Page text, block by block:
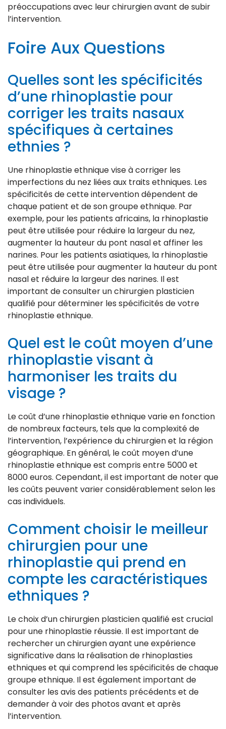
préoccupations avec leur chirurgien avant de subir
l’intervention.
Foire Aux Questions
Quelles sont les spécificités
d’une rhinoplastie pour
corriger les traits nasaux
spécifiques à certaines
ethnies ?
Une rhinoplastie ethnique vise à corriger les
imperfections du nez liées aux traits ethniques. Les
spécificités de cette intervention dépendent de
chaque patient et de son groupe ethnique. Par
exemple, pour les patients africains, la rhinoplastie
peut être utilisée pour réduire la largeur du nez,
augmenter la hauteur du pont nasal et affiner les
narines. Pour les patients asiatiques, la rhinoplastie
peut être utilisée pour augmenter la hauteur du pont
nasal et réduire la largeur des narines. Il est
important de consulter un chirurgien plasticien
qualifié pour déterminer les spécificités de votre
rhinoplastie ethnique.
Quel est le coût moyen d’une
rhinoplastie visant à
harmoniser les traits du
visage ?
Le coût d’une rhinoplastie ethnique varie en fonction
de nombreux facteurs, tels que la complexité de
l’intervention, l’expérience du chirurgien et la région
géographique. En général, le coût moyen d’une
rhinoplastie ethnique est compris entre 5000 et
8000 euros. Cependant, il est important de noter que
les coûts peuvent varier considérablement selon les
cas individuels.
Comment choisir le meilleur
chirurgien pour une
rhinoplastie qui prend en
compte les caractéristiques
ethniques ?
Le choix d’un chirurgien plasticien qualifié est crucial
pour une rhinoplastie réussie. Il est important de
rechercher un chirurgien ayant une expérience
significative dans la réalisation de rhinoplasties
ethniques et qui comprend les spécificités de chaque
groupe ethnique. Il est également important de
consulter les avis des patients précédents et de
demander à voir des photos avant et après
l’intervention.